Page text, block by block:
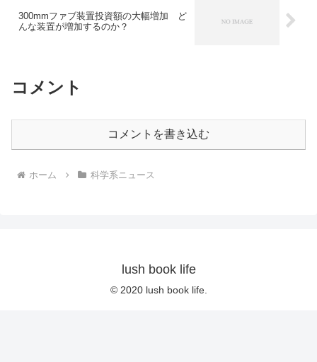
300mmファブ装置投資額の大幅増加 ど
んな装置が増加するのか？
コメント
コメントを書き込む
ホーム 科学系ニュース
lush book life
© 2020 lush book life.